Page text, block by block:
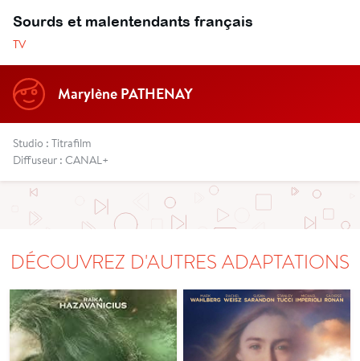
Sourds et malentendants français
TV
Marylène PATHENAY
Studio : Titrafilm
Diffuseur : CANAL+
DÉCOUVREZ D'AUTRES ADAPTATIONS